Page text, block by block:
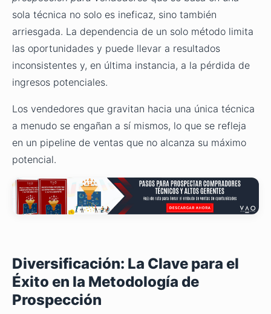
sola técnica no solo es ineficaz, sino también
arriesgada. La dependencia de un solo método limita
las oportunidades y puede llevar a resultados
inconsistentes y, en última instancia, a la pérdida de
ingresos potenciales.
Los vendedores que gravitan hacia una única técnica
a menudo se engañan a sí mismos, lo que se refleja
en un pipeline de ventas que no alcanza su máximo
potencial.
Diversificación: La Clave para el
Éxito en la Metodología de
Prospección